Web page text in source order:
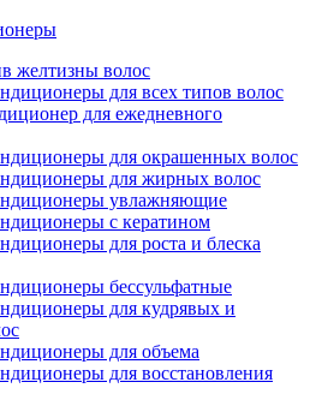
желтизны волос
для всех типов волос
для ежедневного
для окрашенных волос
для жирных волос
увлажняющие
с кератином
для роста и блеска
бессульфатные
для кудрявых и
для объема
для восстановления